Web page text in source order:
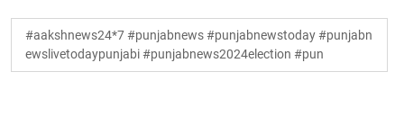
#aakshnews24*7 #punjabnews #punjabnewstoday #punjabn
ewslivetodaypunjabi #punjabnews2024election #pun